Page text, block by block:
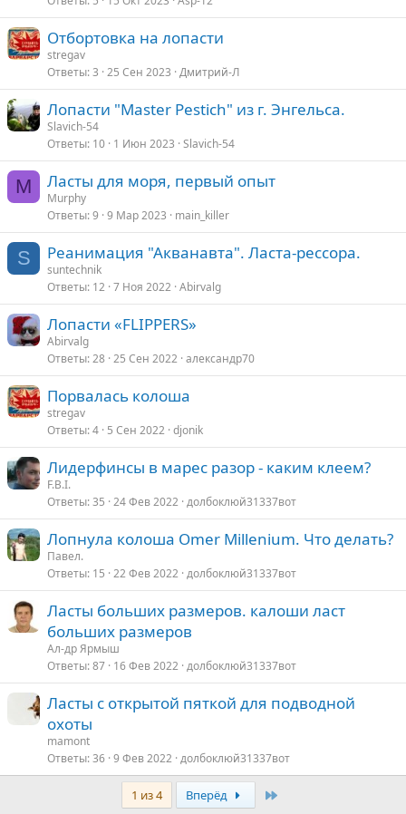
Отбортовка на лопасти
stregav
Ответы 3 25 Сен 2023 Дмитрий-Л
Лопасти "Master Pestich" из г. Энгельса.
Slavich-54
Ответы 10 1 Июн 2023 Slavich-54
M Ласты для моря, первый опыт
Murphy
Ответы 9 9 Мар 2023 main_killer
S Реанимация "Акванавта". Ласта-рессора.
suntechnik
Ответы 12 7 Ноя 2022 Abirvalg
Лопасти «FLIPPERS»
Abirvalg
Ответы 28 25 Сен 2022 александр70
Порвалась колоша
stregav
Ответы 4 5 Сен 2022 djonik
Лидерфинсы в марес разор - каким клеем?
F.B.I.
Ответы 35 24 Фев 2022 долбоклюй31337вот
Лопнула колоша Omer Millenium. Что делать?
Павел.
Ответы 15 22 Фев 2022 долбоклюй31337вот
Ласты больших размеров. калоши ласт
больших размеров
Ал-др Ярмыш
Ответы 87 16 Фев 2022 долбоклюй31337вот
Ласты с открытой пяткой для подводной
охоты
mamont
Ответы 36 9 Фев 2022 долбоклюй31337вот
1 из 4 Вперёд